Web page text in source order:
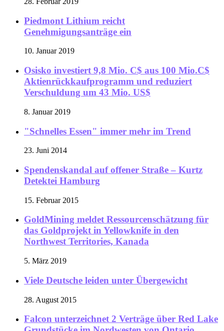
Piedmont Lithium reicht
Genehmigungsanträge ein
10. Januar 2019
Osisko investiert 9,8 Mio. C$ aus 100 Mio.C$
Aktienrückkaufprogramm und reduziert
Verschuldung um 43 Mio. US$
8. Januar 2019
"Schnelles Essen" immer mehr im Trend
23. Juni 2014
Spendenskandal auf offener Straße – Kurtz
Detektei Hamburg
15. Februar 2015
GoldMining meldet Ressourcenschätzung für
das Goldprojekt in Yellowknife in den
Northwest Territories, Kanada
5. März 2019
Viele Deutsche leiden unter Übergewicht
28. August 2015
Falcon unterzeichnet 2 Verträge über Red Lake